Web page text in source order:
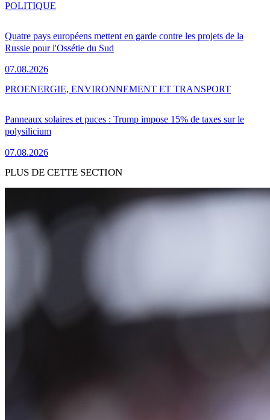
Quatre pays européens mettent en garde contre les projets de la
Russie pour l'Ossétie du Sud
07.08.2026
POLITIQUE
Panneaux solaires et puces : Trump impose 15% de taxes sur le
polysilicium
07.08.2026
PROENERGIE, ENVIRONNEMENT ET TRANSPORT
PLUS DE CETTE SECTION